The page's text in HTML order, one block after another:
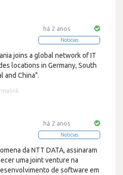
há 2 anos
Noticias
joins a global network of IT
locations in Germany, South
and China".
há 2 anos
Noticias
da NTT DATA, assinaram
uma joint venture na
de software em